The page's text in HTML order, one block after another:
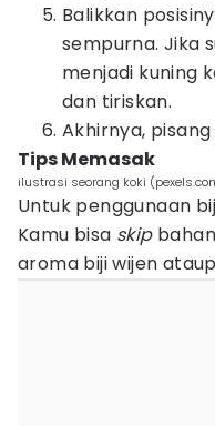
Balikkan
sempurna. Jika
menjadi kuning
dan tiriskan.
Akhirnya,
Tips Memasak
ilustrasi seorang koki
Untuk penggunaan
Kamu bisa skip
aroma biji wijen